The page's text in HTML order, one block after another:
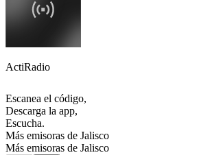
ActiRadio
Escanea el código,
Descarga la app,
Escucha.
Más emisoras de Jalisco
Más emisoras de Jalisco